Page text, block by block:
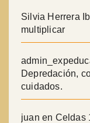
Silvia Herrera
multiplicar
Depredación,
cuidados.
juan en Celdas